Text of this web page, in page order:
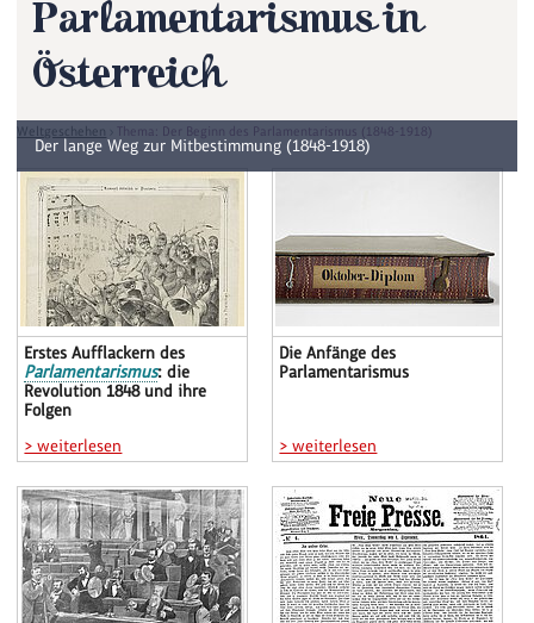
Parlamentarismus in
Österreich
Der lange Weg zur Mitbestimmung (1848-1918)
Weltgeschehen
Thema: Der Beginn des Parlamentarismus (1848-1918)
Erstes Aufflackern des
Parlamentarismus: die
Revolution 1848 und ihre
Folgen
> weiterlesen
Die Anfänge des
Parlamentarismus
> weiterlesen